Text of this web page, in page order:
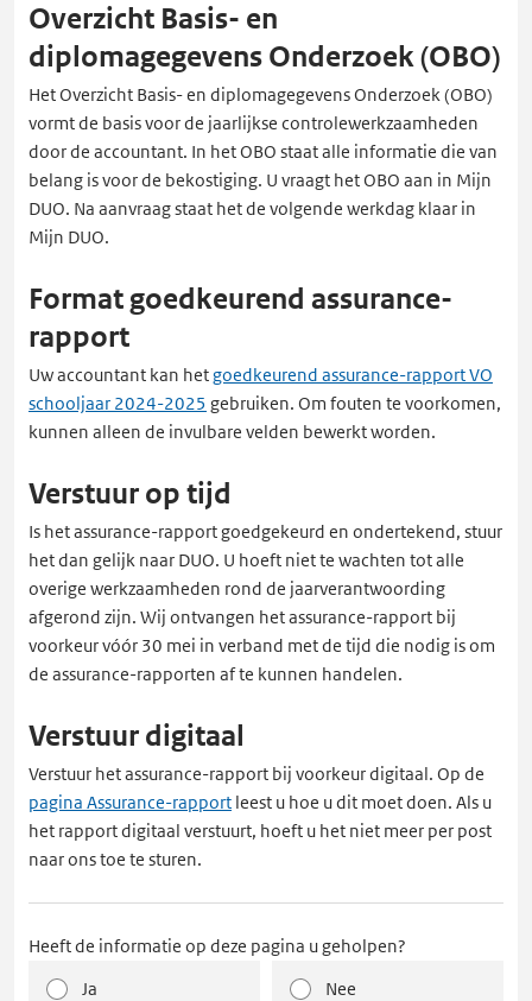
Overzicht Basis- en
diplomagegevens Onderzoek (OBO)
Het Overzicht Basis- en diplomagegevens Onderzoek (OBO)
vormt de basis voor de jaarlijkse controlewerkzaamheden
door de accountant. In het OBO staat alle informatie die van
belang is voor de bekostiging. U vraagt het OBO aan in Mijn
DUO. Na aanvraag staat het de volgende werkdag klaar in
Mijn DUO.
Format goedkeurend assurance-
rapport
Uw accountant kan hetgoedkeurend assurance-rapport VO
schooljaar 2024-2025 gebruiken. Om fouten te voorkomen,
kunnen alleen de invulbare velden bewerkt worden.
Verstuur op tijd
Is het assurance-rapport goedgekeurd en ondertekend, stuur
het dan gelijk naar DUO. U hoeft niet te wachten tot alle
overige werkzaamheden rond de jaarverantwoording
afgerond zijn. Wij ontvangen het assurance-rapport bij
voorkeur vóór 30 mei in verband met de tijd die nodig is om
de assurance-rapporten af te kunnen handelen.
Verstuur digitaal
Verstuur het assurance-rapport bij voorkeur digitaal. Op de
pagina Assurance-rapport leest u hoe u dit moet doen. Als u
het rapport digitaal verstuurt, hoeft u het niet meer per post
naar ons toe te sturen.
Heeft de informatie op deze pagina u geholpen?
Ja
Nee